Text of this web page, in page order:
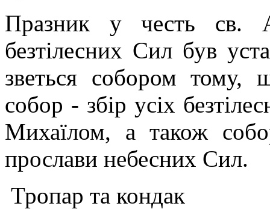
Празник у честь св.
безтілесних Сил був
зветься собором тому,
собор - збір усіх
Михаїлом, а також
прослави небесних Сил.
Тропар та кондак